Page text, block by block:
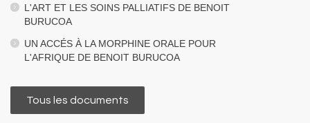
L'ART ET LES SOINS PALLIATIFS DE BENOIT
BURUCOA
UN ACCÉS À LA MORPHINE ORALE POUR
L'AFRIQUE DE BENOIT BURUCOA
Tous les documents